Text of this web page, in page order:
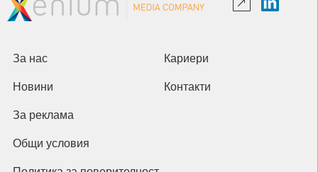
За нас Кариери
Новини Контакти
За реклама
Общи условия